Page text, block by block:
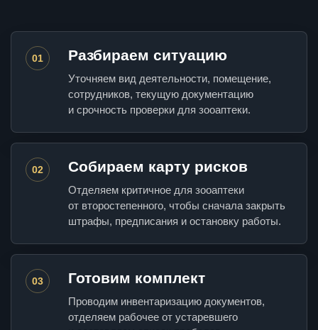
01 Разбираем ситуацию
Уточняем вид деятельности, помещение,
сотрудников, текущую документацию
и срочность проверки для зооаптеки.
02 Собираем карту рисков
Отделяем критичное для зооаптеки
от второстепенного, чтобы сначала закрыть
штрафы, предписания и остановку работы.
03 Готовим комплект
Проводим инвентаризацию документов,
отделяем рабочее от устаревшего